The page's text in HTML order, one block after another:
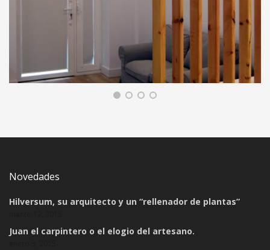
REFORMA DE INTERIORES, VIVIENDA
Novedades
Hilversum, su arquitecto y un “rellenador de plantas”
Juan el carpintero o el elogio del artesano.